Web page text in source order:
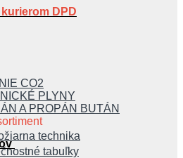
CO2
PLYNY
A PROPÁN BUTÁN
technika
tabuľky
DPD